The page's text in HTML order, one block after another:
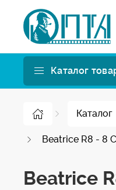
Каталог
Каталог
Beatrice R8 - 8
Beatrice